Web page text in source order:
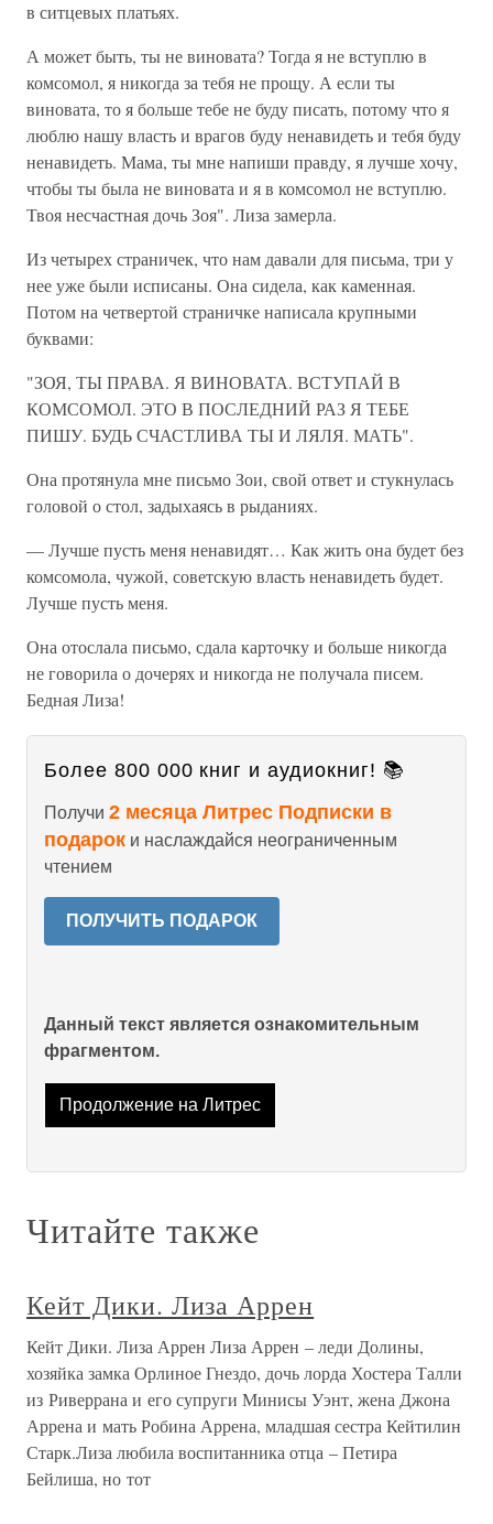
в ситцевых платьях.
А может быть, ты не виновата? Тогда я не вступлю в
комсомол, я никогда за тебя не прощу. А если ты
виновата, то я больше тебе не буду писать, потому что я
люблю нашу власть и врагов буду ненавидеть и тебя буду
ненавидеть. Мама, ты мне напиши правду, я лучше хочу,
чтобы ты была не виновата и я в комсомол не вступлю.
Твоя несчастная дочь Зоя". Лиза замерла.
Из четырех страничек, что нам давали для письма, три у
нее уже были исписаны. Она сидела, как каменная.
Потом на четвертой страничке написала крупными
буквами:
"ЗОЯ, ТЫ ПРАВА. Я ВИНОВАТА. ВСТУПАЙ В
КОМСОМОЛ. ЭТО В ПОСЛЕДНИЙ РАЗ Я ТЕБЕ
ПИШУ. БУДЬ СЧАСТЛИВА ТЫ И ЛЯЛЯ. МАТЬ".
Она протянула мне письмо Зои, свой ответ и стукнулась
головой о стол, задыхаясь в рыданиях.
— Лучше пусть меня ненавидят… Как жить она будет без
комсомола, чужой, советскую власть ненавидеть будет.
Лучше пусть меня.
Она отослала письмо, сдала карточку и больше никогда
не говорила о дочерях и никогда не получала писем.
Бедная Лиза!
Более 800 000 книг и аудиокниг! 📚
Получи 2 месяца Литрес Подписки в
подарок и наслаждайся неограниченным
чтением
ПОЛУЧИТЬ ПОДАРОК
Данный текст является ознакомительным
фрагментом.
Продолжение на Литрес
Читайте также
Кейт Дики. Лиза Аррен
Кейт Дики. Лиза Аррен Лиза Аррен – леди Долины,
хозяйка замка Орлиное Гнездо, дочь лорда Хостера Талли
из Риверрана и его супруги Минисы Уэнт, жена Джона
Аррена и мать Робина Аррена, младшая сестра Кейтилин
Старк.Лиза любила воспитанника отца – Петира
Бейлиша, но тот